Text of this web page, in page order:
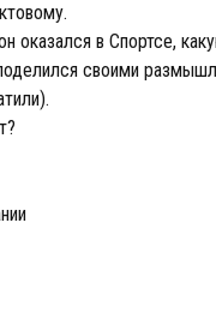
оказался в Спортсе,
своими